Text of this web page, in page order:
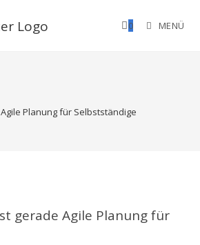
0 MENÜ
Agile Planung für Selbstständige